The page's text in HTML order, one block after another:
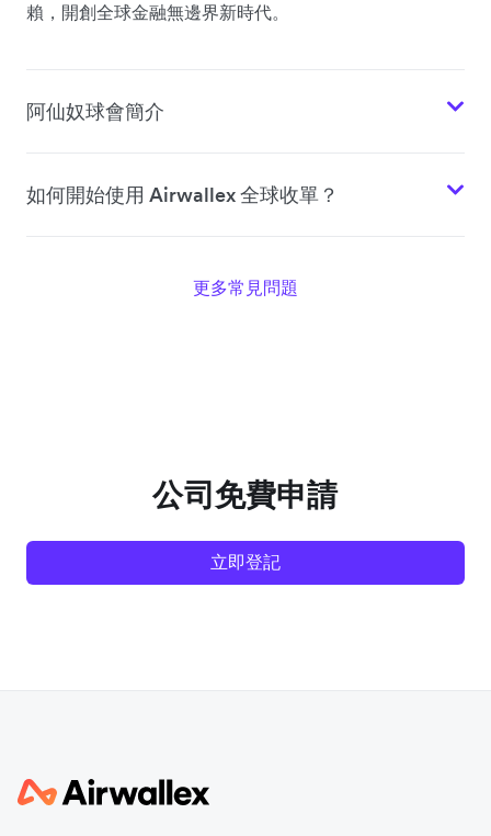
賴，開創全球金融無邊界新時代。
阿仙奴球會簡介
如何開始使用 Airwallex 全球收單？
更多常見問題
公司免費申請
立即登記